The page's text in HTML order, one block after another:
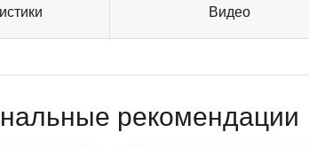
Видео
рекомендации